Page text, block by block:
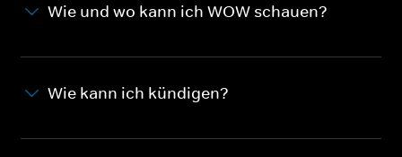
Wie und wo kann ich WOW schauen?
Wie kann ich kündigen?